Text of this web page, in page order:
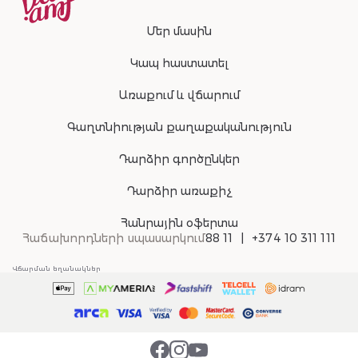
Մեր մասին
Կապ հաստատել
Առաքում և վճարում
Գաղտնիության քաղաքականություն
Դարձիր գործընկեր
Դարձիր առաքիչ
Հանրային օֆերտա
Հաճախորդների սպասարկում88 11 +374 10 311 111
Վճարման եղանակներ